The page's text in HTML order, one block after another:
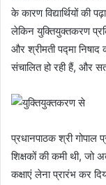
के कारण विद्यार्थियों की
लेकिन युक्तियुक्तकरण
और श्रीमती पद्मा
संचालित हो रही हैं, और
प्रधानपाठक श्री गोपाल
शिक्षकों की कमी थी, जो
कक्षाएं लेना प्रारंभ कर